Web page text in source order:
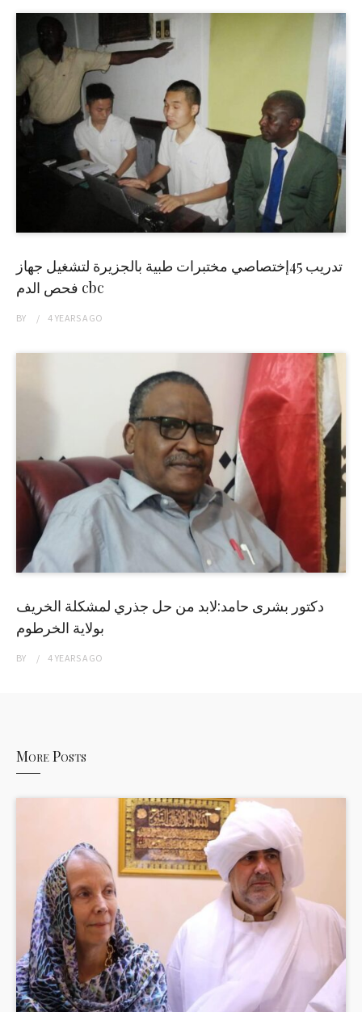
تدريب 45إختصاصي مختبرات طبية بالجزيرة لتشغيل جهاز
فحص الدم cbc
BY 4 YEARSAGO
دكتور بشرى حامد:لابد من حل جذري لمشكلة الخريف
بولاية الخرطوم
BY 4 YEARSAGO
More Posts